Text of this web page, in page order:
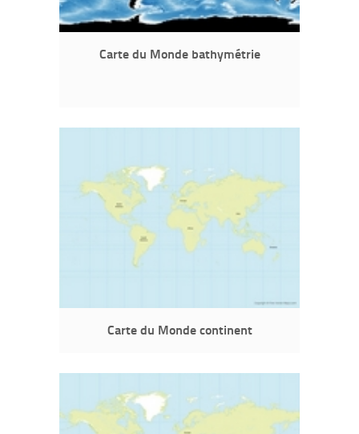
Carte du Monde bathymétrie
Carte du Monde continent